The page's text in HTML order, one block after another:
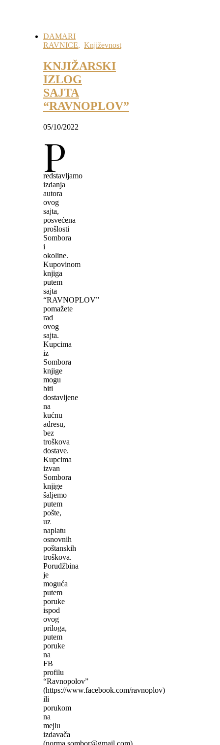
DAMARI
RAVNICE, Književnost
KNJIŽARSKI
IZLOG
SAJTA
“RAVNOPLOV”
05/10/2022
P
redstavljamo
izdanja
autora
ovog
sajta,
posvećena
prošlosti
Sombora
i
okoline.
Kupovinom
knjiga
putem
sajta
“RAVNOPLOV”
pomažete
rad
ovog
sajta.
Kupcima
iz
Sombora
knjige
mogu
biti
dostavljene
na
kućnu
adresu,
bez
troškova
dostave.
Kupcima
izvan
Sombora
knjige
šaljemo
putem
pošte,
uz
naplatu
osnovnih
poštanskih
troškova.
Porudžbina
je
moguća
putem
poruke
ispod
ovog
priloga,
putem
poruke
na
FB
profilu
“Ravnopolov”
(https://www.facebook.com/ravnoplov)
ili
porukom
na
mejlu
izdavača
(norma.sombor@gmail.com).